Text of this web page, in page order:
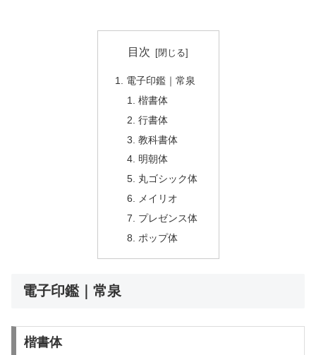
目次
電子印鑑｜常泉
楷書体
行書体
教科書体
明朝体
丸ゴシック体
メイリオ
プレゼンス体
ポップ体
電子印鑑｜常泉
楷書体